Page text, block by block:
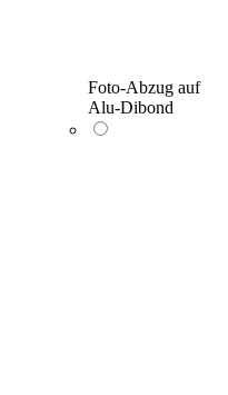
Foto-Abzug auf
Alu-Dibond